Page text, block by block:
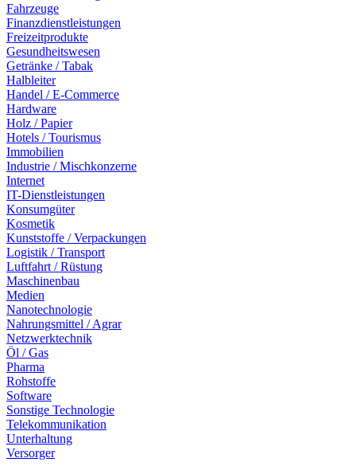
Fahrzeuge
Finanzdienstleistungen
Freizeitprodukte
Gesundheitswesen
Getränke / Tabak
Halbleiter
Handel / E-Commerce
Hardware
Holz / Papier
Hotels / Tourismus
Immobilien
Industrie / Mischkonzerne
Internet
IT-Dienstleistungen
Konsumgüter
Kosmetik
Kunststoffe / Verpackungen
Logistik / Transport
Luftfahrt / Rüstung
Maschinenbau
Medien
Nanotechnologie
Nahrungsmittel / Agrar
Netzwerktechnik
Öl / Gas
Pharma
Rohstoffe
Software
Sonstige Technologie
Telekommunikation
Unterhaltung
Versorger